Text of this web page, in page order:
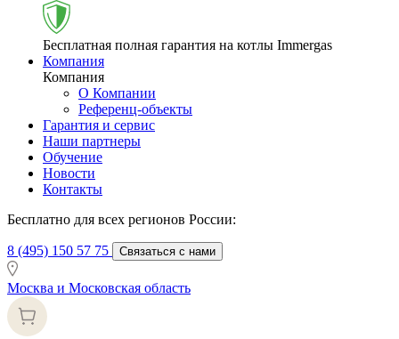
Бесплатная полная гарантия на котлы Immergas
Компания
Компания
О Компании
Референц-объекты
Гарантия и сервис
Наши партнеры
Обучение
Новости
Контакты
Бесплатно для всех регионов России:
8 (495) 150 57 75 Связаться с нами
Москва и Московская область